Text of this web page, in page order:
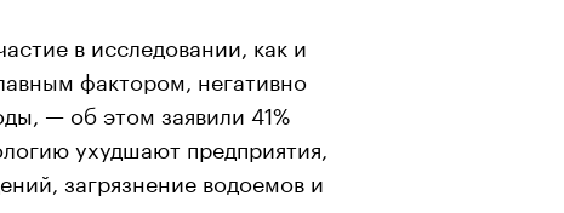
в исследовании, как и
фактором, негативно
— об этом заявили 41%
ухудшают предприятия,
загрязнение водоемов и